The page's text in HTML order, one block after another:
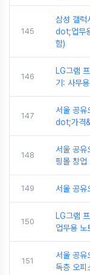
145
삼성 갤
dot;업무
함)
146
LG그램
기: 사무
147
서울 공유
dot;가격
148
서울 공유
핑몰 창업
149 서울 공유
150
LG그램
업무용 노
151
서울 공유
독층 오피